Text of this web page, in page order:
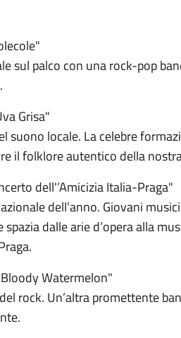
sul palco con una rock-pop
Grisa"
suono locale. La celebre
il folklore autentico della
dell'’Amicizia Italia-Praga"
dell’anno. Giovani
dalle arie d’opera alla
Watermelon"
rock. Un’altra promettente